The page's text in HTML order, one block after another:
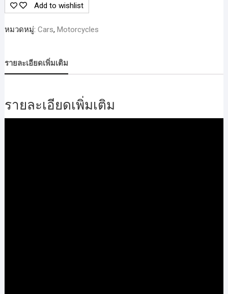
CLEANER
เปรย์
จาน
ml.
ชิ้น
Add to wishlist
หมวดหมู่: Cars, Motorcycles
รายละเอียดเพิ่มเติม
รายละเอียดเพิ่มเติม